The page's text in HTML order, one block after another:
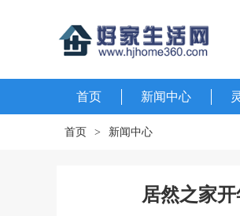
首页 新闻中心
首页 > 新闻中心
居然之家